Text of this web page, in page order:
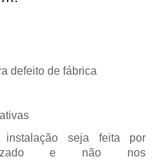
defeito de fábrica
instalação seja feita por
e não nos